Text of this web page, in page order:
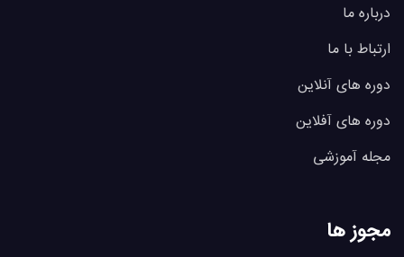
درباره ما
ارتباط با ما
دوره های آنلاین
دوره های آفلاین
مجله آموزشی
مجوز ها